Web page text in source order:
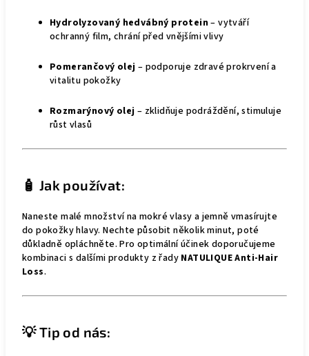
Hydrolyzovaný hedvábný protein– vytváří
ochranný film, chrání před vnějšími vlivy
Pomerančový olej – podporuje zdravé prokrvení a
vitalitu pokožky
Rozmarýnový olej – zklidňuje podráždění, stimuluje
růst vlasů
🧴 Jak používat:
Naneste malé množství na mokré vlasy a jemně vmasírujte
do pokožky hlavy. Nechte působit několik minut, poté
důkladně opláchněte. Pro optimální účinek doporučujeme
kombinaci s dalšími produkty z řady NATULIQUE Anti-Hair
Loss.
💡 Tip od nás: